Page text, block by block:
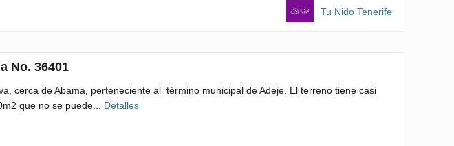
Tu Nido Tenerife
No. 36401
cerca de Abama, perteneciente al término municipal de Adeje. El terreno tiene casi
que no se puede... Detalles